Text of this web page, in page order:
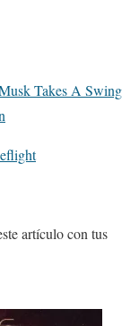
Takes A Swing
artículo con tus